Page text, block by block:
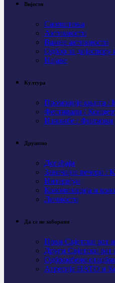
Вијести
Саопштења
Активности
Важне активности
Одбор за
Најаве
Култура
Промоције књига /
Фестивали /
Изложбе / Филмови
Друштво
Догађаји
Завичајне вечери /
Интервјуи
Колонизација и
Личности
Да се не заборави
Први Свјeтски рат
Други Свјетски
Одбрамбено
Агресија НАТО и